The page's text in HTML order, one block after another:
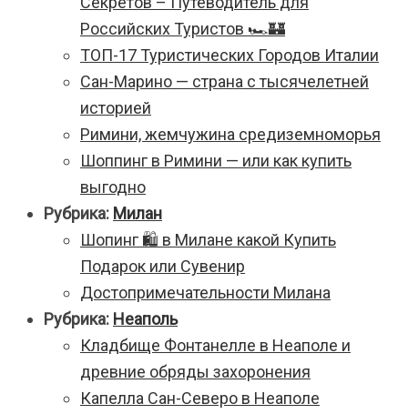
Российских Туристов 🏎️🏰
ТОП-17 Туристических Городов Италии
Сан-Марино — страна с тысячелетней
историей
Римини, жемчужина средиземноморья
Шоппинг в Римини — или как купить
выгодно
Рубрика: Милан
Шопинг 🛍️ в Милане какой Купить
Подарок или Сувенир
Достопримечательности Милана
Рубрика: Неаполь
Кладбище Фонтанелле в Неаполе и
древние обряды захоронения
Капелла Сан-Северо в Неаполе